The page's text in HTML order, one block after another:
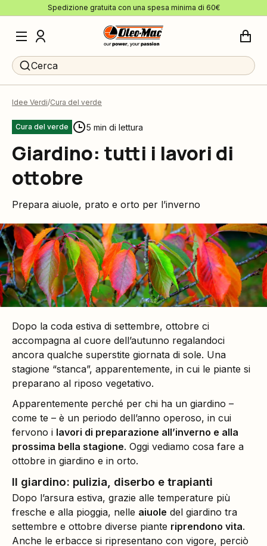
Spedizione gratuita con una spesa minima di 60€
Cerca
Idee Verdi Cura del verde
Cura del verde 5 min di lettura
Giardino: tutti i lavori di
ottobre
Prepara aiuole, prato e orto per l’inverno
Dopo la coda estiva di settembre, ottobre ci
accompagna al cuore dell’autunno regalandoci
ancora qualche superstite giornata di sole. Una
stagione “stanca”, apparentemente, in cui le piante si
preparano al riposo vegetativo.
Apparentemente perché per chi ha un giardino –
come te – è un periodo dell’anno operoso, in cui
fervono i lavori di preparazione all’inverno e alla
prossima bella stagione. Oggi vediamo cosa fare a
ottobre in giardino e in orto.
Il giardino: pulizia, diserbo e trapianti
Dopo l’arsura estiva, grazie alle temperature più
fresche e alla pioggia, nelle aiuole del giardino tra
settembre e ottobre diverse piante riprendono vita.
Anche le erbacce si ripresentano con vigore, perciò